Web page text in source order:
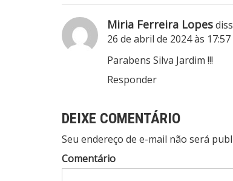
Miria Ferreira Lopes
26 de abril de 2024 às 17:57
Parabens Silva Jardim !!!
Responder
DEIXE COMENTÁRIO
Seu endereço de e-mail não será
Comentário